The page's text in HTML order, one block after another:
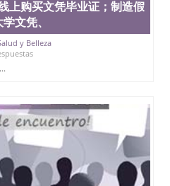
叠。 文字图案浮雕，激光
印防伪）都有原版本文凭
客户群体的认可，同时和
能做到与时俱进，及时掌握
单，资格证，学生卡，结
明等相关材料）的版本更
需求。 我们的优势： 我
坚持较高性价比，通过品
倾情诠释什么是高性价比。
Q/微
绩单、教育部认证,录取通
.
上购买文凭毕业证；制造假
文凭、
y Belleza
...